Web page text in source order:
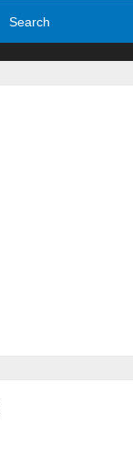
Search